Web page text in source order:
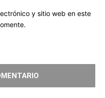
y sitio web en este